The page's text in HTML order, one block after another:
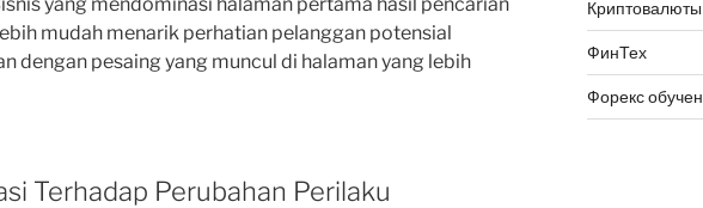
mudah menarik perhatian pelanggan potensial
dengan pesaing yang muncul di halaman yang lebih
Terhadap Perubahan Perilaku
Криптовалюты
ФинТех
Форекс